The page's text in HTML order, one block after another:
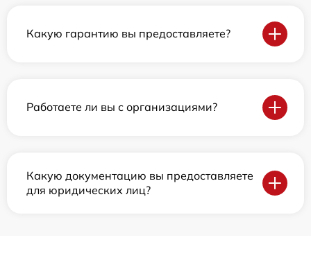
Какую гарантию вы предоставляете?
Работаете ли вы с организациями?
Какую документацию вы предоставляете
для юридических лиц?